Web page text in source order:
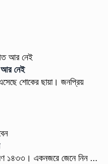
আর নেই
শোকের ছায়া। জনপ্রিয়
১৪৩৩। একনজরে জেনে নিন ...